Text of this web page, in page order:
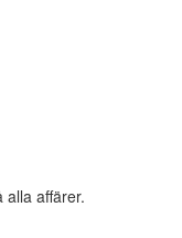
alla affärer.